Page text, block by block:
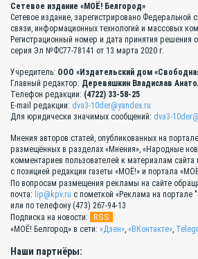
Сетевое издание «МОЁ! Белгород»
Сетевое издание, зарегистрировано Федеральной
связи, информационных технологий и массовых
Регистрационный номер и дата принятия решения
серия Эл №ФС77-78141 от 13 марта 2020 г.
Учредитель: ООО «Издательский дом
Главный редактор: Деревяшкин Владислав
Телефон редакции: (4722) 33-58-25
E-mail редакции: dva3-10der@yandex.ru
Для юридически значимых сообщений: dva3-
Мнения авторов статей, опубликованных на
размещённых в разделах «Мнения», «Народные
комментариев пользователей к материалам сайта
с позицией редакции газеты «МОЁ!» и портала
По вопросам размещения рекламы на сайте
почта: lip@kpv.ru с пометкой «Реклама на портале
или по телефону (473) 267-94-13
Подписка на новости:
RSS
«МОЁ! Белгород» в сети: «Дзен» «ВКонтакте»
Наши партнёры: